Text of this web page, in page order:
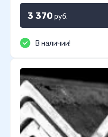
3 370руб.
В наличии!